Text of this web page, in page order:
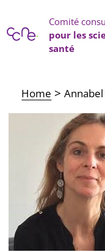
Comité
pour les
santé
Home Annabel